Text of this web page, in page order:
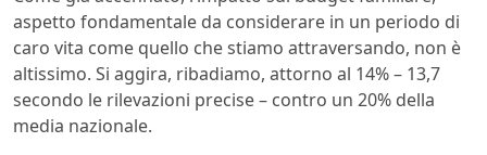
aspetto fondamentale da considerare in un periodo di
caro vita come quello che stiamo attraversando, non è
altissimo. Si aggira, ribadiamo, attorno al 14% – 13,7
secondo le rilevazioni precise – contro un 20% della
media nazionale.